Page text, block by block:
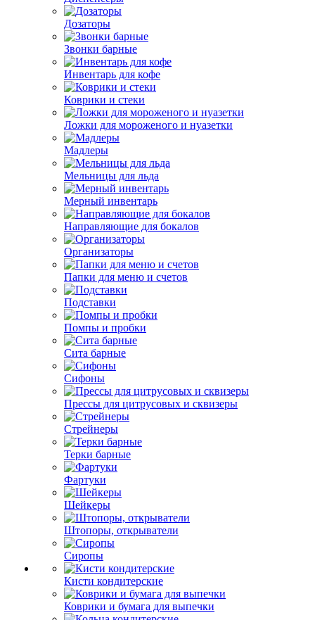
Дозаторы
Звонки барные
Инвентарь для кофе
Коврики и стеки
Ложки для мороженого и нуазетки
Мадлеры
Мельницы для льда
Мерный инвентарь
Направляющие для бокалов
Организаторы
Папки для меню и счетов
Подставки
Помпы и пробки
Сита барные
Сифоны
Прессы для цитрусовых и сквизеры
Стрейнеры
Терки барные
Фартуки
Шейкеры
Штопоры, открыватели
Сиропы
Кисти кондитерские
Коврики и бумага для выпечки